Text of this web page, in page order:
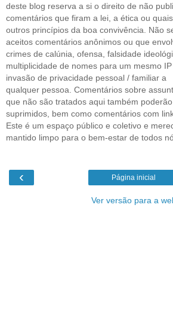
deste blog reserva a si o direito de não
comentários que firam a lei, a ética ou
outros princípios da boa convivência. Não
aceitos comentários anônimos ou que
crimes de calúnia, ofensa, falsidade
multiplicidade de nomes para um mesmo IP
invasão de privacidade pessoal / familiar a
qualquer pessoa. Comentários sobre
que não são tratados aqui também
suprimidos, bem como comentários com
Este é um espaço público e coletivo e
mantido limpo para o bem-estar de todos
‹ Página inicial
Ver versão para a